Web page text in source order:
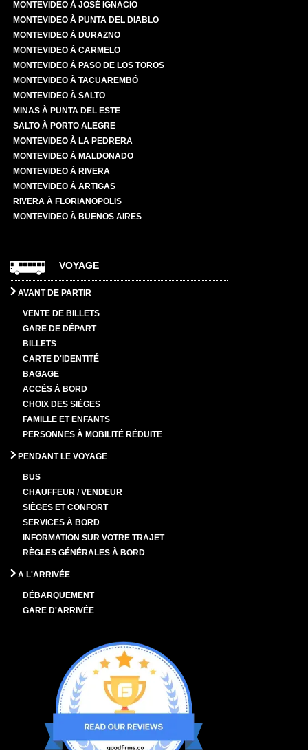
MONTEVIDEO À JOSÉ IGNACIO
MONTEVIDEO À PUNTA DEL DIABLO
MONTEVIDEO À DURAZNO
MONTEVIDEO À CARMELO
MONTEVIDEO À PASO DE LOS TOROS
MONTEVIDEO À TACUAREMBÓ
MONTEVIDEO À SALTO
MINAS À PUNTA DEL ESTE
SALTO À PORTO ALEGRE
MONTEVIDEO À LA PEDRERA
MONTEVIDEO À MALDONADO
MONTEVIDEO À RIVERA
MONTEVIDEO À ARTIGAS
RIVERA À FLORIANOPOLIS
MONTEVIDEO À BUENOS AIRES
VOYAGE
AVANT DE PARTIR
VENTE DE BILLETS
GARE DE DÉPART
BILLETS
CARTE D'IDENTITÉ
BAGAGE
ACCÈS À BORD
CHOIX DES SIÈGES
FAMILLE ET ENFANTS
PERSONNES À MOBILITÉ RÉDUITE
PENDANT LE VOYAGE
BUS
CHAUFFEUR / VENDEUR
SIÈGES ET CONFORT
SERVICES À BORD
INFORMATION SUR VOTRE TRAJET
RÈGLES GÉNÉRALES À BORD
A L'ARRIVÉE
DÉBARQUEMENT
GARE D'ARRIVÉE